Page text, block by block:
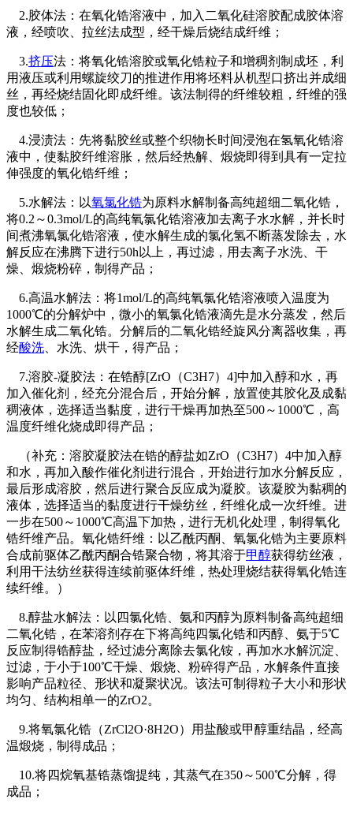
2.胶体法：在氧化锆溶液中，加入二氧化硅溶胶配成胶体溶
液，经喷吹、拉丝法成型，经干燥后烧结成纤维；
3.挤压法：将氧化锆溶胶或氧化锆粒子和增稠剂制成坯，利
用液压或利用螺旋绞刀的推进作用将坯料从机型口挤出并成细
丝，再经烧结固化即成纤维。该法制得的纤维较粗，纤维的强
度也较低；
4.浸渍法：先将黏胶丝或整个织物长时间浸泡在氢氧化锆溶
液中，使黏胶纤维溶胀，然后经热解、煅烧即得到具有一定拉
伸强度的氧化锆纤维；
5.水解法：以氧氯化锆为原料水解制备高纯超细二氧化锆，
将0.2～0.3mol/L的高纯氧氯化锆溶液加去离子水水解，并长时
间煮沸氧氯化锆溶液，使水解生成的氯化氢不断蒸发除去，水
解反应在沸腾下进行50h以上，再过滤，用去离子水洗、干
燥、煅烧粉碎，制得产品；
6.高温水解法：将1mol/L的高纯氧氯化锆溶液喷入温度为
1000℃的分解炉中，微小的氧氯化锆液滴先是水分蒸发，然后
水解生成二氧化锆。分解后的二氧化锆经旋风分离器收集，再
经酸洗 、水洗、烘干，得产品；
7.溶胶-凝胶法：在锆醇[ZrO（C3H7）4]中加入醇和水，再
加入催化剂，经充分混合后，开始分解，放置使其胶化及成黏
稠液体，选择适当黏度，进行干燥再加热至500～1000℃，高
温度纤维化烧成即得产品；
（补充：溶胶凝胶法在锆的醇盐如ZrO（C3H7）4中加入醇
和水，再加入酸作催化剂进行混合，开始进行加水分解反应，
最后形成溶胶，然后进行聚合反应成为凝胶。该凝胶为黏稠的
液体，选择适当的黏度进行干燥纺丝，纤维化成一次纤维。进
一步在500～1000℃高温下加热，进行无机化处理，制得氧化
锆纤维产品。氧化锆纤维：以乙酰丙酮、氧氯化锆为主要原料
合成前驱体乙酰丙酮合锆聚合物，将其溶于甲醇获得纺丝液，
利用干法纺丝获得连续前驱体纤维，热处理烧结获得氧化锆连
续纤维。）
8.醇盐水解法：以四氯化锆、氨和丙醇为原料制备高纯超细
二氧化锆，在苯溶剂存在下将高纯四氯化锆和丙醇、氨于5℃
反应制得锆醇盐，经过滤分离除去氯化铵，再加水水解沉淀、
过滤，于小于100℃干燥、煅烧、粉碎得产品，水解条件直接
影响产品粒径、形状和凝聚状况。该法可制得粒子大小和形状
均匀、结构相单一的ZrO2。
9.将氧氯化锆（ZrCl2O·8H2O）用盐酸或甲醇重结晶，经高
温煅烧，制得成品；
10.将四烷氧基锆蒸馏提纯，其蒸气在350～500℃分解，得
成品；